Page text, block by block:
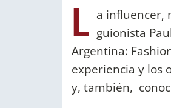
L a influencer,
guionista
Argentina:
experiencia y los
y, también,